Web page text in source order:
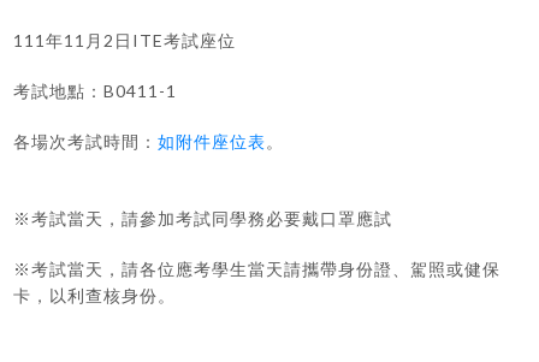
111年11月2日ITE考試座位
考試地點：B0411-1
各場次考試時間：如附件座位表。
※考試當天，請參加考試同學務必要戴口罩應試
※考試當天，請各位應考學生當天請攜帶身份證、駕照或健保
卡，以利查核身份。